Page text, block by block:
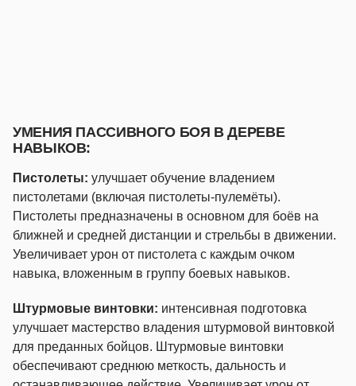
УМЕНИЯ ПАССИВНОГО БОЯ В ДЕРЕВЕ
НАВЫКОВ:
Пистолеты: улучшает обучение владением
пистолетами (включая пистолеты-пулемёты).
Пистолеты предназначены в основном для боёв на
ближней и средней дистанции и стрельбы в движении.
Увеличивает урон от пистолета с каждым очком
навыка, вложенным в группу боевых навыков.
Штурмовые винтовки: интенсивная подготовка
улучшает мастерство владения штурмовой винтовкой
для преданных бойцов. Штурмовые винтовки
обеспечивают среднюю меткость, дальность и